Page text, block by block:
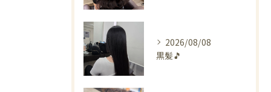
2026/08/08
黒髪🎵